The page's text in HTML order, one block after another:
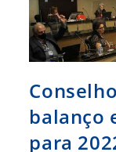
balanço
para